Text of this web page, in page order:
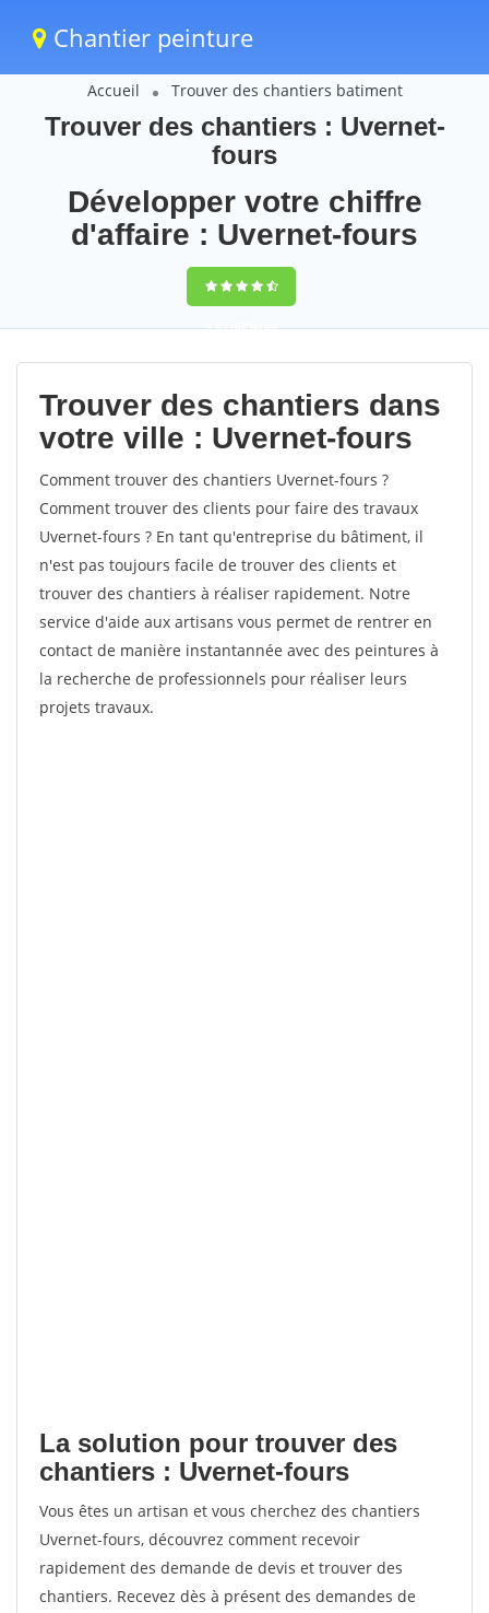
Chantier peinture
Accueil Trouver des chantiers batiment
Trouver des chantiers : Uvernet-
fours
Développer votre chiffre
d'affaire : Uvernet-fours
9,5(100%)64
votes
Trouver des chantiers dans
votre ville : Uvernet-fours
Comment trouver des chantiers Uvernet-fours ?
Comment trouver des clients pour faire des travaux
Uvernet-fours ? En tant qu'entreprise du bâtiment, il
n'est pas toujours facile de trouver des clients et
trouver des chantiers à réaliser rapidement. Notre
service d'aide aux artisans vous permet de rentrer en
contact de manière instantannée avec des peintures à
la recherche de professionnels pour réaliser leurs
projets travaux.
La solution pour trouver des
chantiers : Uvernet-fours
Vous êtes un artisan et vous cherchez des chantiers
Uvernet-fours, découvrez comment recevoir
rapidement des demande de devis et trouver des
chantiers. Recevez dès à présent des demandes de